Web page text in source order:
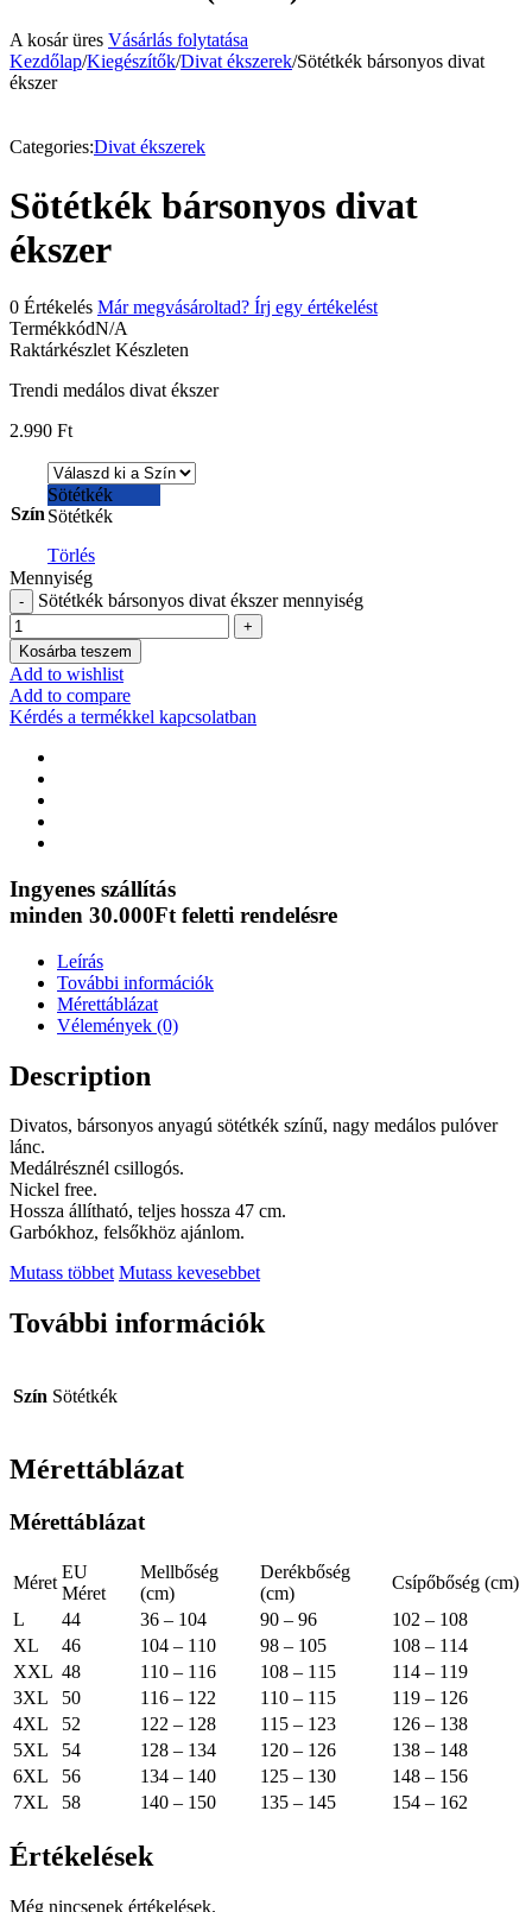
A kosár üres Vásárlás folytatása
Kezdőlap/Kiegészítők/Divat ékszerek/Sötétkék bársonyos divat
ékszer
Categories:Divat ékszerek
Sötétkék bársonyos divat
ékszer
0 Értékelés Már megvásároltad? Írj egy értékelést
TermékkódN/A
Raktárkészlet Készleten
Trendi medálos divat ékszer
2.990 Ft
Szín
Sötétkék
Sötétkék
Törlés
Mennyiség
Sötétkék bársonyos divat ékszer mennyiség
Kosárba teszem
Add to wishlist
Add to compare
Kérdés a termékkel kapcsolatban
Ingyenes szállítás
minden 30.000Ft feletti rendelésre
Leírás
További információk
Mérettáblázat
Vélemények (0)
Description
Divatos, bársonyos anyagú sötétkék színű, nagy medálos pulóver
lánc.
Medálrésznél csillogós.
Nickel free.
Hossza állítható, teljes hossza 47 cm.
Garbókhoz, felsőkhöz ajánlom.
Mutass többet Mutass kevesebbet
További információk
Szín Sötétkék
Mérettáblázat
Mérettáblázat
Méret
EU
Méret
Mellbőség
(cm)
Derékbőség
(cm)
Csípőbőség (cm)
L
44 36 – 104 90 – 96
102 – 108
XL
46 104 – 110 98 – 105
108 – 114
XXL 48 110 – 116 108 – 115
114 – 119
3XL
50 116 – 122 110 – 115
119 – 126
4XL
52 122 – 128 115 – 123
126 – 138
5XL
54 128 – 134 120 – 126
138 – 148
6XL
56 134 – 140 125 – 130
148 – 156
7XL
58 140 – 150 135 – 145 154 – 162
Értékelések
Még nincsenek értékelések.